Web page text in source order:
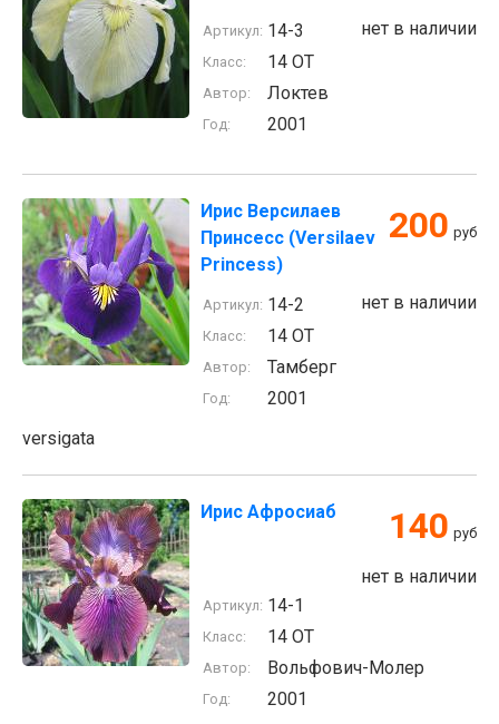
нет в наличии
Артикул: 14-3
Класс: 14 ОТ
Автор: Локтев
Год: 2001
Ирис Версилаев
Принсесс (Versilaev
Princess)
200 руб
нет в наличии
Артикул: 14-2
Класс: 14 ОТ
Автор: Тамберг
Год:
2001
versigata
Ирис Афросиаб 140 руб
нет в наличии
Артикул: 14-1
Класс: 14 ОТ
Автор: Вольфович-Молер
Год: 2001